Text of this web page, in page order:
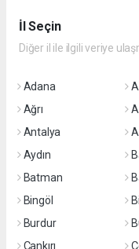
İl Seçin
Diğer il ile ilgili veriye
Adana
Ağrı
Antalya
Aydın
Batman
Bingöl
Burdur
Çankırı